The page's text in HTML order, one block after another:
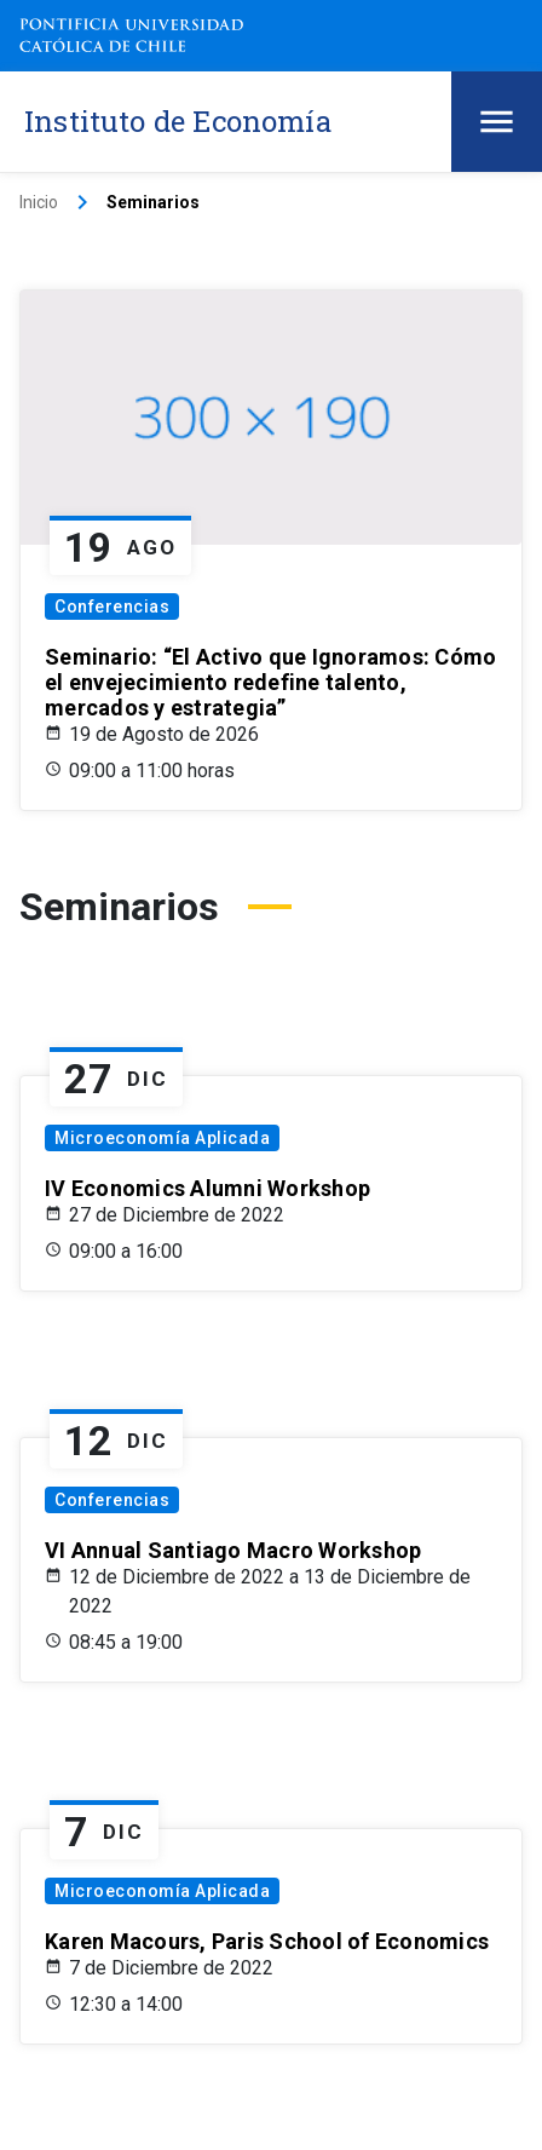
Instituto de Economía
Inicio keyboard_arrow_right Seminarios
19 AGO
Conferencias
Seminario: “El Activo que Ignoramos: Cómo
el envejecimiento redefine talento,
mercados y estrategia”
19 de Agosto de 2026
09:00 a 11:00 horas
Seminarios
27 DIC
Microeconomía Aplicada
IV Economics Alumni Workshop
27 de Diciembre de 2022
09:00 a 16:00
12 DIC
Conferencias
VI Annual Santiago Macro Workshop
12 de Diciembre de 2022 a 13 de Diciembre de
2022
08:45 a 19:00
7 DIC
Microeconomía Aplicada
Karen Macours, Paris School of Economics
7 de Diciembre de 2022
12:30 a 14:00